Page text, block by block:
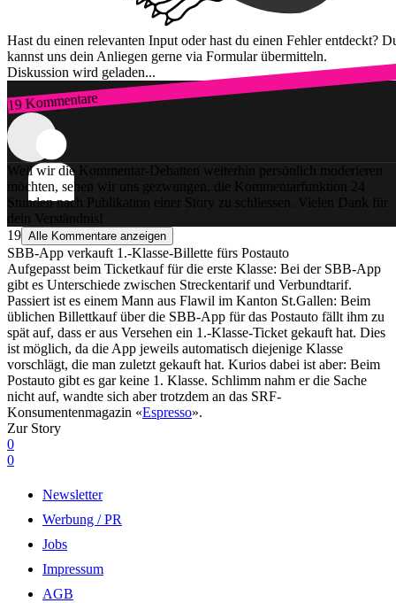
Hast du einen relevanten Input oder hast du einen Fehler entdeckt?
kannst uns dein Anliegen gerne via Formular übermitteln.
Diskussion wird geladen...
19 Kommentare
Zum Login
Weil wir die Kommentar-Debatten weiterhin persönlich moderieren
möchten, sehen wir uns gezwungen, die Kommentarfunktion 24
Stunden nach Publikation einer Story zu schliessen. Vielen Dank für
dein Verständnis!
19 Alle Kommentare anzeigen
SBB-App verkauft 1.-Klasse-Billette fürs Postauto
Aufgepasst beim Ticketkauf für die erste Klasse: Bei der SBB-App
gibt es Unterschiede zwischen Streckentarif und Verbundtarif.
Passiert ist es einem Mann aus Flawil im Kanton St.Gallen: Beim
üblichen Billettkauf über die SBB-App für das Postauto fällt ihm zu
spät auf, dass er aus Versehen ein 1.-Klasse-Ticket gekauft hat. Dies
ist möglich, da die App jeweils automatisch diejenige Klasse
vorschlägt, die man zuletzt gekauft hat. Kurios dabei ist aber: Beim
Postauto gibt es gar keine 1. Klasse. Schlimm nahm er die Sache
nicht auf, wandte sich aber trotzdem an das SRF-
Konsumentenmagazin «Espresso».
Zur Story
0
0
Newsletter
Werbung / PR
Jobs
Impressum
AGB